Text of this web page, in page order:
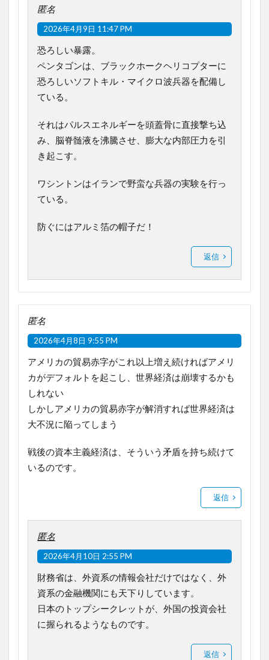
匿名
2026年4月9日 11:47 PM
恐ろしい暴露。
ペンタゴンは、ブラックホークヘリコプターに
恐ろしいソフトキル・マイクロ波兵器を配備し
ている。
それはパルスエネルギーを頭蓋骨に直接撃ち込
み、脳脊髄液を沸騰させ、膨大な内部圧力を引
き起こす。
ワシントンはイランで野蛮な兵器の実験を行っ
ている。
防ぐにはアルミ箔の帽子だ！
返信
匿名
2026年4月8日 9:55 PM
アメリカの貿易赤字がこれ以上増え続ければアメリ
カがデフォルトを起こし、世界経済は崩壊するかも
しれない
しかしアメリカの貿易赤字が解消すれば世界経済は
大不況に陥ってしまう
戦後の資本主義経済は、そういう矛盾を持ち続けて
いるのです。
返信
匿名
2026年4月10日 2:55 PM
財務省は、外資系の情報会社だけではなく、外
資系の金融機関にも天下りしています。
日本のトップシークレットが、外国の投資会社
に握られるようなものです。
返信